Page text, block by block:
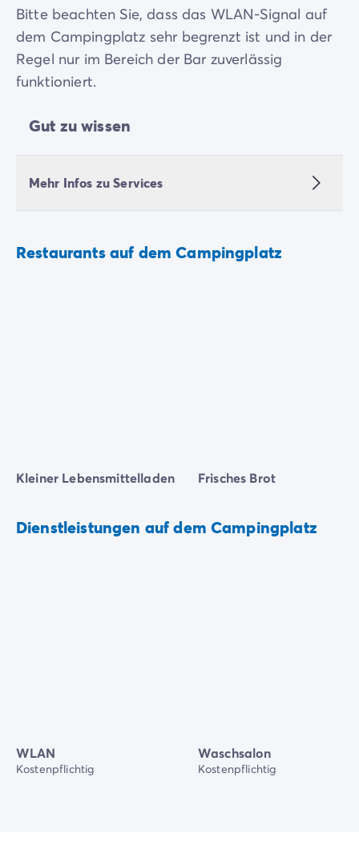
Bitte beachten Sie, dass das WLAN-Signal auf
dem Campingplatz sehr begrenzt ist und in der
Regel nur im Bereich der Bar zuverlässig
funktioniert.
Gut zu wissen
Mehr Infos zu Services
Restaurants auf dem Campingplatz
Kleiner Lebensmittelladen Frisches Brot
Dienstleistungen auf dem Campingplatz
WLAN
Kostenpflichtig
Waschsalon
Kostenpflichtig